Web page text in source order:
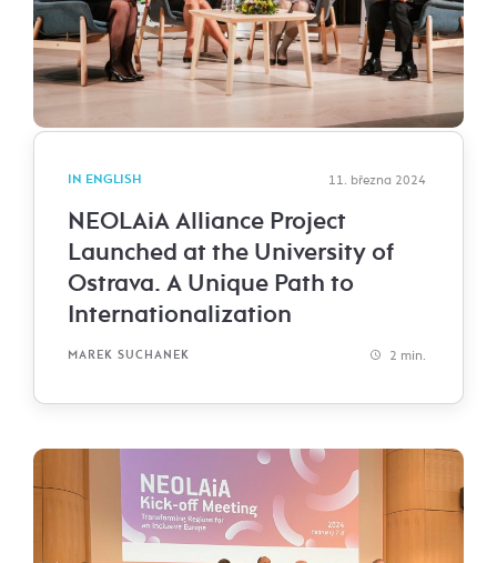
IN ENGLISH 11. března 2024
NEOLAiA Alliance Project
Launched at the University of
Ostrava. A Unique Path to
Internationalization
MAREK SUCHANEK 2 min.